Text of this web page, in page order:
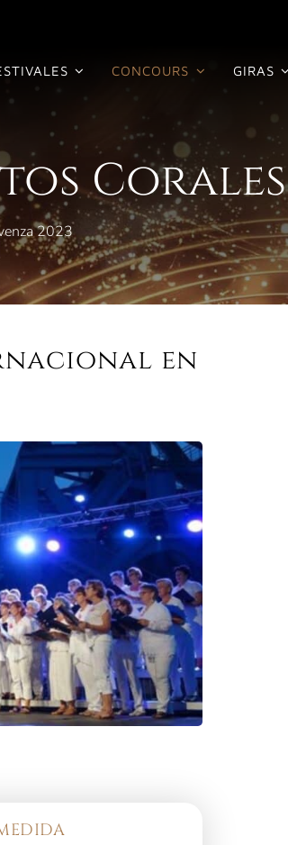
CONCOURS GIRAS
Corales
2023
en